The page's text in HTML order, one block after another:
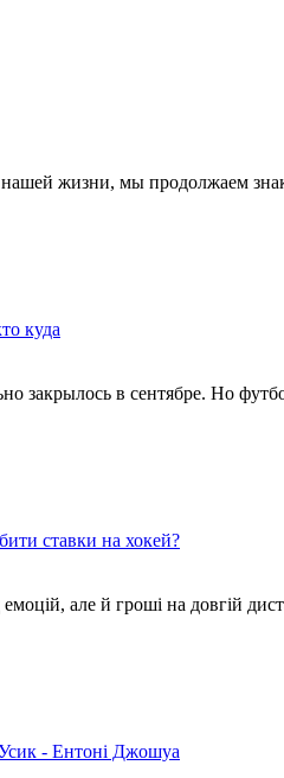
нашей жизни, мы продолжаем
куда
закрылось в сентябре. Но
ставки на хокей?
але й гроші на довгій
- Ентоні Джошуа